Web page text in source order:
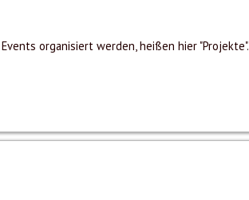
organisiert werden, heißen hier "Projekte".